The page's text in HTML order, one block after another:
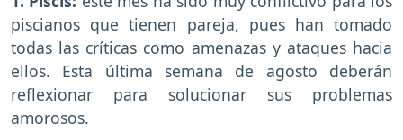
piscianos que tienen pareja, pues han tomado
todas las críticas como amenazas y ataques hacia
ellos. Esta última semana de agosto deberán
reflexionar para solucionar sus problemas
amorosos.